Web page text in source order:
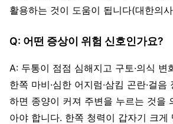
활용하는 것이 도움이 됩니다(대한의
Q: 어떤 증상이 위험 신호인가요?
A: 두통이 점점 심해지고 구토·의식 변
한쪽 마비·심한 어지럼·삼킴 곤란·걸
하면 종양이 커져 주변을 누르는 것을
아야 합니다. 한쪽 청력이 갑자기 크게